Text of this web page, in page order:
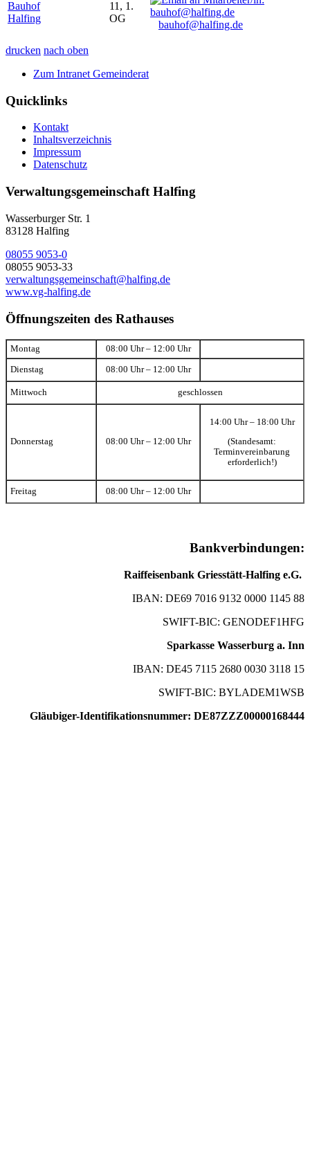
Bauhof
Halfing
11, 1.
OG
bauhof@halfing.de
drucken nach oben
Zum Intranet Gemeinderat
Quicklinks
Kontakt
Inhaltsverzeichnis
Impressum
Datenschutz
Verwaltungsgemeinschaft Halfing
Wasserburger Str. 1
83128 Halfing
08055 9053-0
08055 9053-33
verwaltungsgemeinschaft@halfing.de
www.vg-halfing.de
Öffnungszeiten des Rathauses
Montag 08:00 Uhr – 12:00 Uhr
Dienstag 08:00 Uhr – 12:00 Uhr
Mittwoch geschlossen
Donnerstag 08:00 Uhr – 12:00 Uhr
14:00 Uhr – 18:00 Uhr
(Standesamt:
Terminvereinbarung
erforderlich!)
Freitag 08:00 Uhr – 12:00 Uhr
Bankverbindungen:
Raiffeisenbank Griesstätt-Halfing e.G.
IBAN: DE69 7016 9132 0000 1145 88
SWIFT-BIC: GENODEF1HFG
Sparkasse Wasserburg a. Inn
IBAN: DE45 7115 2680 0030 3118 15
SWIFT-BIC: BYLADEM1WSB
Gläubiger-Identifikationsnummer: DE87ZZZ00000168444